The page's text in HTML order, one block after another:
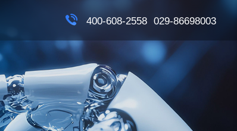
400-608-2558 029-86698003